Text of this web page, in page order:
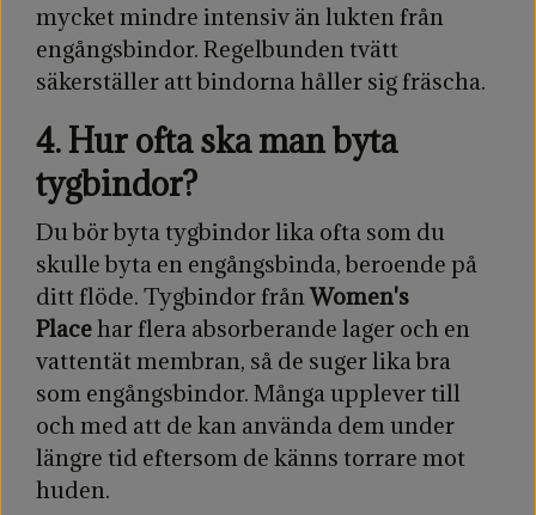
mycket mindre intensiv än lukten från
engångsbindor. Regelbunden tvätt
säkerställer att bindorna håller sig fräscha.
4. Hur ofta ska man byta
tygbindor?
Du bör byta tygbindor lika ofta som du
skulle byta en engångsbinda, beroende på
ditt flöde. Tygbindor frånWomen's
Placehar flera absorberande lager och en
vattentät membran, så de suger lika bra
som engångsbindor. Många upplever till
och med att de kan använda dem under
längre tid eftersom de känns torrare mot
huden.